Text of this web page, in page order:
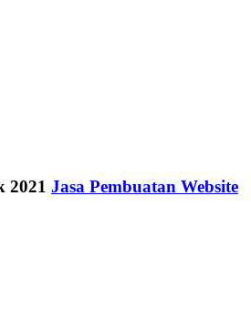
2021 Jasa Pembuatan Website